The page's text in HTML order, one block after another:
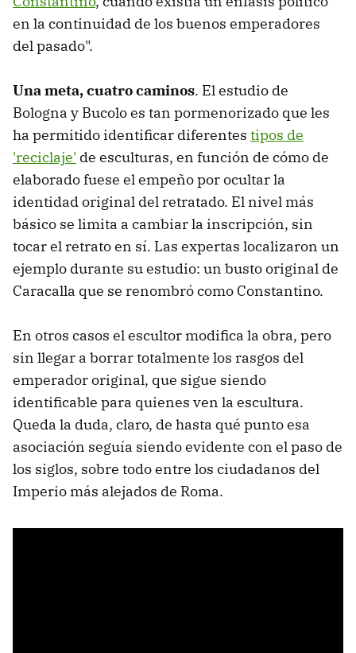
en la continuidad de los buenos emperadores
del pasado".
Una meta, cuatro caminos. El estudio de
Bologna y Bucolo es tan pormenorizado que les
ha permitido identificar diferentes tipos de
'reciclaje' de esculturas, en función de cómo de
elaborado fuese el empeño por ocultar la
identidad original del retratado. El nivel más
básico se limita a cambiar la inscripción, sin
tocar el retrato en sí. Las expertas localizaron un
ejemplo durante su estudio: un busto original de
Caracalla que se renombró como Constantino.
En otros casos el escultor modifica la obra, pero
sin llegar a borrar totalmente los rasgos del
emperador original, que sigue siendo
identificable para quienes ven la escultura.
Queda la duda, claro, de hasta qué punto esa
asociación seguía siendo evidente con el paso de
los siglos, sobre todo entre los ciudadanos del
Imperio más alejados de Roma.